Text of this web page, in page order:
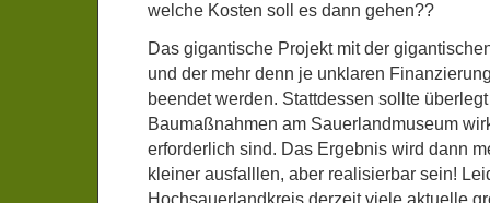
welche Kosten soll es dann gehen??
Das gigantische Projekt mit der
und der mehr denn je unklaren
beendet werden. Stattdessen sollte
Baumaßnahmen am Sauerlandmuseum
erforderlich sind. Das Ergebnis wird dann
kleiner ausfalllen, aber realisierbar sein!
Hochsauerlandkreis derzeit viele aktuelle